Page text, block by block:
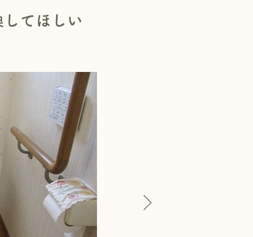
てほしい